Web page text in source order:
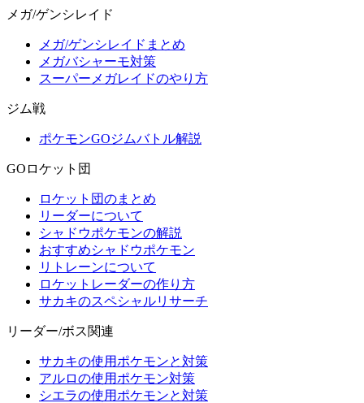
メガ/ゲンシレイド
メガ/ゲンシレイドまとめ
メガバシャーモ対策
スーパーメガレイドのやり方
ジム戦
ポケモンGOジムバトル解説
GOロケット団
ロケット団のまとめ
リーダーについて
シャドウポケモンの解説
おすすめシャドウポケモン
リトレーンについて
ロケットレーダーの作り方
サカキのスペシャルリサーチ
リーダー/ボス関連
サカキの使用ポケモンと対策
アルロの使用ポケモン対策
シエラの使用ポケモンと対策